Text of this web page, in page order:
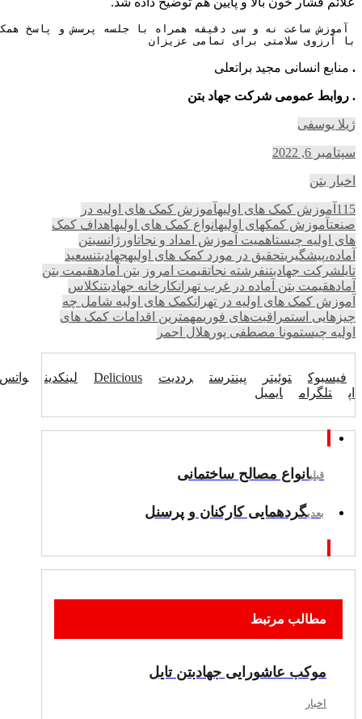
با آرزوی سلامتی برای تمامی عزیزان
. منابع انسانی مجید براتعلی
. روابط عمومی شرکت جهاد بتن
ژیلا یوسفی
سپتامبر 6, 2022
اخبار بتن
115 آموزش کمک های اولیهآموزش کمک های اولیه در
صنعتآموزش کمکهای اولیهانواع کمک های اولیهاهداف کمک
های اولیه چیستاهمیت آموزش امداد و نجاتاورژانسبتن
آماده،پیشگیریتحقیق در مورد کمک های اولیهجهادبتنسعید
تایلشرکت جهادبتنفرشته نجاتقیمت امروز بتن آمادهقیمت بتن
آمادهقیمت بتن آماده در غرب تهرانکارخانه جهادبتنکلاس
آموزش کمک های اولیه در تهرانکمک های اولیه شامل چه
چیزهایی استمراقبت‌های فوریمهمترین اقدامات کمک های
اولیه چیستمونا مصطفی پور هلال احمر
فیسبوک توئیتر پینترست رددیت Delicious لینکدین
واتس
اپ
تلگرام ایمیل
قبلیانواع مصالح ساختمانی
بعدیگردهمایی کارکنان و پرسنل
مطالب مرتبط
موکب عاشورایی جهادبتن تایل
اخبار